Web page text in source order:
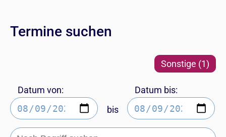
Termine suchen
Sonstige (1)
Datum von:
bis
Datum bis: